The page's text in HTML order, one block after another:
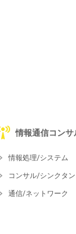
情報通信コンサ
情報処理/システム
コンサル/シンクタン
通信/ネットワーク